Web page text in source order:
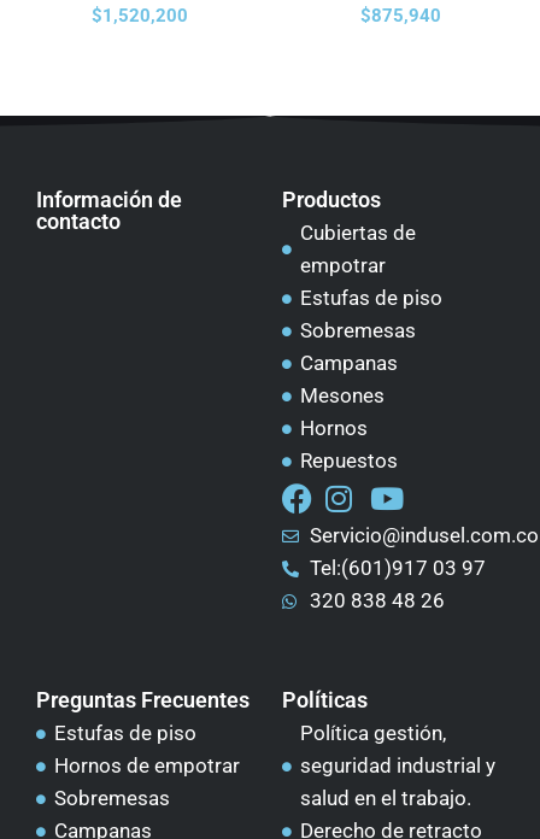
$1,520,200
$875,940
Información de
contacto
Productos
Cubiertas de
empotrar
Estufas de piso
Sobremesas
Campanas
Mesones
Hornos
Repuestos
Servicio@indusel.com.co
Tel:(601)917 03 97
320 838 48 26
Preguntas Frecuentes
Estufas de piso
Hornos de empotrar
Sobremesas
Campanas
Políticas
Política gestión,
seguridad industrial y
salud en el trabajo.
Derecho de retracto